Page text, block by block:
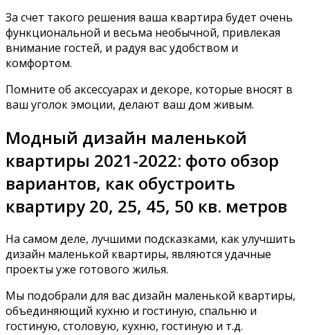
За счет такого решения ваша квартира будет очень
функциональной и весьма необычной, привлекая
внимание гостей, и радуя вас удобством и
комфортом.
Помните об аксессуарах и декоре, которые вносят в
ваш уголок эмоции, делают ваш дом живым.
Модный дизайн маленькой
квартиры 2021-2022: фото обзор
вариантов, как обустроить
квартиру 20, 25, 45, 50 кв. метров
На самом деле, лучшими подсказками, как улучшить
дизайн маленькой квартиры, являются удачные
проекты уже готового жилья.
Мы подобрали для вас дизайн маленькой квартиры,
объединяющий кухню и гостиную, спальню и
гостиную, столовую, кухню, гостиную и т.д.